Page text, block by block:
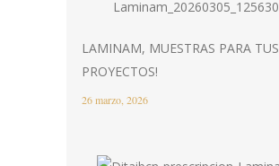
LAMINAM, MUESTRAS PARA TUS
PROYECTOS!
26 marzo, 2026